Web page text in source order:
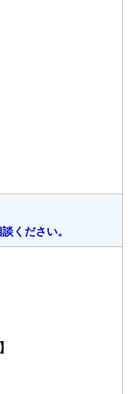
ください。